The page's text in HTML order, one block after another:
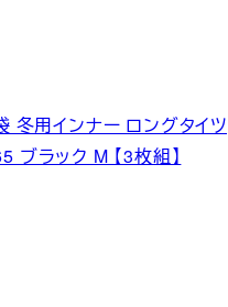
冬用インナー ロングタイ
ブラック M 【3枚組】